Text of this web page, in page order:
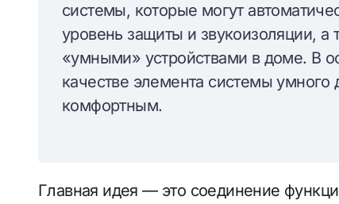
системы, которые могут
уровень защиты и звукоизоляции, а
«умными» устройствами в доме. В
качестве элемента системы
комфортным.
Главная идея — это соединение